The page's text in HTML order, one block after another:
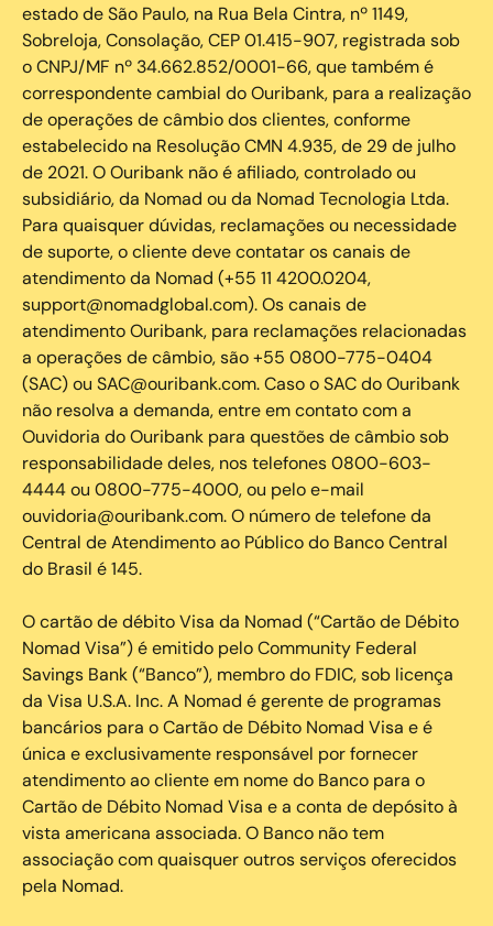
estado de São Paulo, na Rua Bela Cintra, nº 1149,
Sobreloja, Consolação, CEP 01.415-907, registrada sob
o CNPJ/MF nº 34.662.852/0001-66, que também é
correspondente cambial do Ouribank, para a realização
de operações de câmbio dos clientes, conforme
estabelecido na Resolução CMN 4.935, de 29 de julho
de 2021. O Ouribank não é afiliado, controlado ou
subsidiário, da Nomad ou da Nomad Tecnologia Ltda.
Para quaisquer dúvidas, reclamações ou necessidade
de suporte, o cliente deve contatar os canais de
atendimento da Nomad (+55 11 4200.0204,
support@nomadglobal.com). Os canais de
atendimento Ouribank, para reclamações relacionadas
a operações de câmbio, são +55 0800-775-0404
(SAC) ou SAC@ouribank.com. Caso o SAC do Ouribank
não resolva a demanda, entre em contato com a
Ouvidoria do Ouribank para questões de câmbio sob
responsabilidade deles, nos telefones 0800-603-
4444 ou 0800-775-4000, ou pelo e-mail
ouvidoria@ouribank.com. O número de telefone da
Central de Atendimento ao Público do Banco Central
do Brasil é 145.
O cartão de débito Visa da Nomad (“Cartão de Débito
Nomad Visa”) é emitido pelo Community Federal
Savings Bank (“Banco”), membro do FDIC, sob licença
da Visa U.S.A. Inc. A Nomad é gerente de programas
bancários para o Cartão de Débito Nomad Visa e é
única e exclusivamente responsável por fornecer
atendimento ao cliente em nome do Banco para o
Cartão de Débito Nomad Visa e a conta de depósito à
vista americana associada. O Banco não tem
associação com quaisquer outros serviços oferecidos
pela Nomad.